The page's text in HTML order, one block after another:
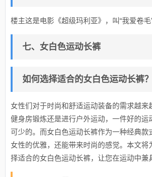
楼主这是电影《超级玛利亚》，叫“我爱卷毛
七、女白色运动长裤
如何选择适合的女白色运动长裤？
女性们对于时尚和舒适运动装备的需求越来
健身房锻炼还是进行户外运动，一件好的运
可少的。而女白色运动长裤作为一种经典款
女性的优雅，还能带来时尚的感觉。本文将
择适合的女白色运动长裤，让您在运动中兼